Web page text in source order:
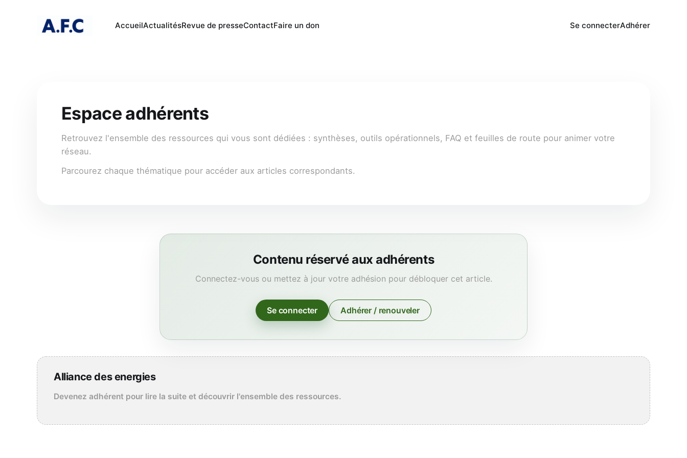
AccueilActualitésRevue de presseContactFaire un don Se connecterAdhérer
Espace adhérents
Retrouvez l'ensemble des ressources qui vous sont dédiées : synthèses, outils opérationnels, FAQ et feuilles de route pour animer votre
réseau.
Parcourez chaque thématique pour accéder aux articles correspondants.
Contenu réservé aux adhérents
Connectez-vous ou mettez à jour votre adhésion pour débloquer cet article.
Se connecter Adhérer / renouveler
Alliance des energies
Devenez adhérent pour lire la suite et découvrir l'ensemble des ressources.